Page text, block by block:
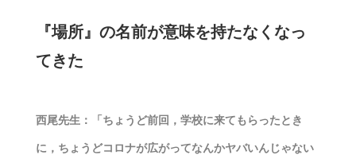
『場所』の名前が意味を持たなくなっ
てきた
西尾先生：「ちょうど前回，学校に来てもらったとき
に，ちょうどコロナが広がってなんかヤバいんじゃない